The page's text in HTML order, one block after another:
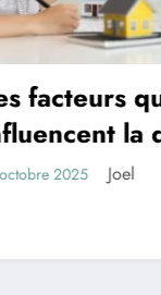
24 juin 2025